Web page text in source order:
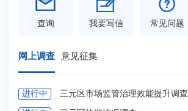
查询 我要写信 常见问题
网上调查 意见征集
进行中 三元区市场监管治理效能提升调查